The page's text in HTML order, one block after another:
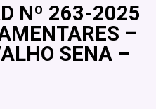
Nº 263-2025
–
SENA –